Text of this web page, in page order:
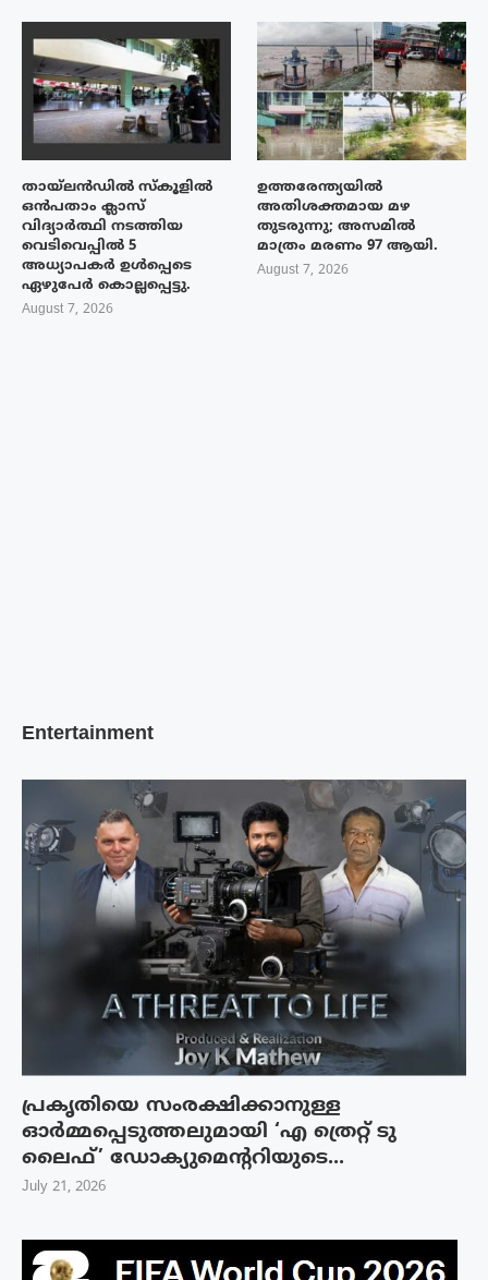
തായ്‌ലൻഡിൽ സ്കൂളിൽ
ഒൻപതാം ക്ലാസ്
വിദ്യാർത്ഥി നടത്തിയ
വെടിവെപ്പിൽ 5
അധ്യാപകർ ഉൾപ്പെടെ
ഏഴുപേർ കൊല്ലപ്പെട്ടു.
August 7, 2026
ഉത്തരേന്ത്യയിൽ
അതിശക്തമായ മഴ
തുടരുന്നു; അസമിൽ
മാത്രം മരണം 97 ആയി.
August 7, 2026
Entertainment
പ്രകൃതിയെ സംരക്ഷിക്കാനുള്ള
ഓർമ്മപ്പെടുത്തലുമായി ‘എ ത്രെറ്റ് ടു
ലൈഫ്’ ഡോക്യുമെന്ററിയുടെ...
July 21, 2026